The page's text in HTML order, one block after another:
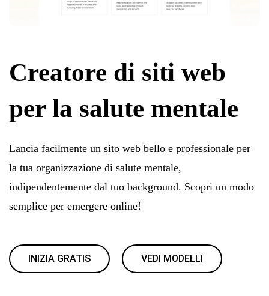
Creatore di siti web
per la salute mentale
Lancia facilmente un sito web bello e professionale per
la tua organizzazione di salute mentale,
indipendentemente dal tuo background. Scopri un modo
semplice per emergere online!
INIZIA GRATIS VEDI MODELLI